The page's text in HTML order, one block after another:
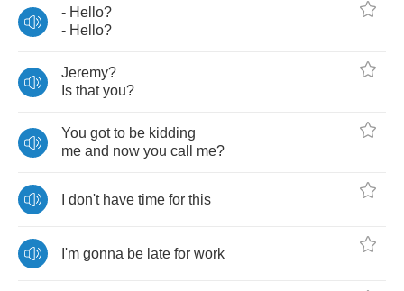
- Hello?
- Hello?
Jeremy?
Is that you?
You got to be kidding
me and now you call me?
don't have time for this
I'm gonna be late for work